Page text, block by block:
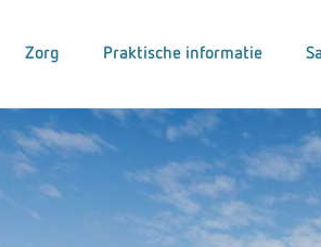
Zorg Praktische informatie